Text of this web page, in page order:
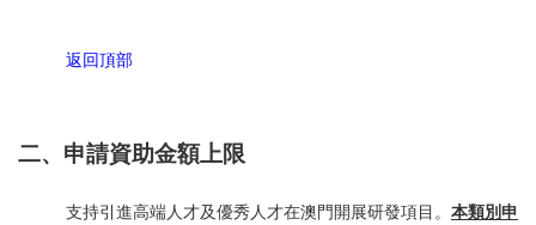
返回頂部
二、申請資助金額上限
支持引進高端人才及優秀人才在澳門開展研發項目。 本類別申